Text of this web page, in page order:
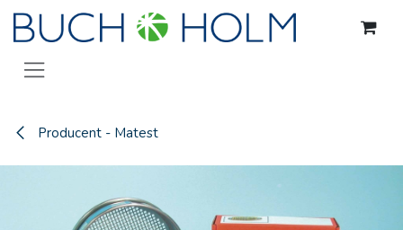
Gå til indhold
Producent - Matest